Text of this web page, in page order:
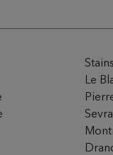
au même
50 AVENUE DU
Stains
Le